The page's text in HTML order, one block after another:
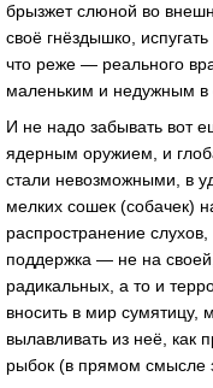
брызжет слюной во
своё гнёздышко,
что реже — реального
маленьким и недужным в
И не надо забывать вот
ядерным оружием, и
стали невозможными, в
мелких сошек (собачек)
распространение
поддержка — не на
радикальных, а то и
вносить в мир сумятицу,
вылавливать из неё, как
рыбок (в прямом смысле